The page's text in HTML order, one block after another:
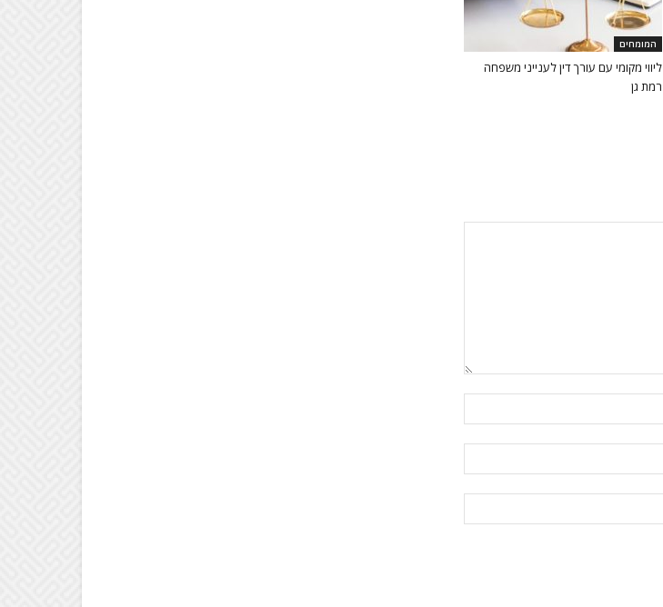
המומחים
ליווי מקומי עם עורך דין לענייני משפחה
רמת גן